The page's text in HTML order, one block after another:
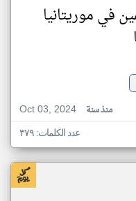
في موريتانيا
Oct 03, 2024
منذ سنة
عدد الكلمات: ٣٧٩